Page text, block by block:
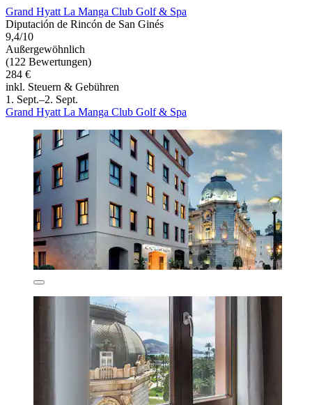
Grand Hyatt La Manga Club Golf & Spa
Diputación de Rincón de San Ginés
9,4/10
Außergewöhnlich
(122 Bewertungen)
284 €
inkl. Steuern & Gebühren
1. Sept.–2. Sept.
Grand Hyatt La Manga Club Golf & Spa